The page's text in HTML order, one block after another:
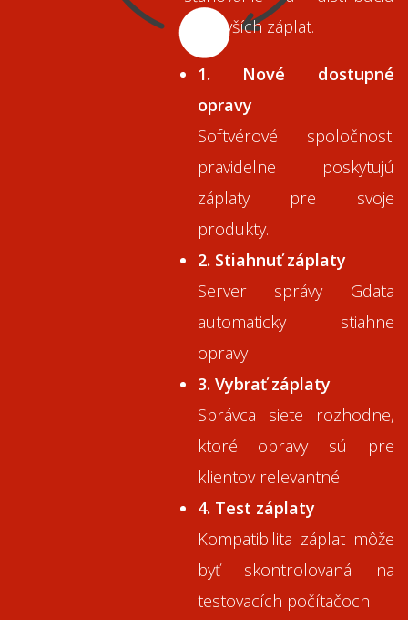
najnovších záplat.
1. Nové dostupné
opravy
Softvérové spoločnosti
pravidelne poskytujú
záplaty pre svoje
produkty.
2. Stiahnuť záplaty
Server správy Gdata
automaticky stiahne
opravy
3. Vybrať záplaty
Správca siete rozhodne,
ktoré opravy sú pre
klientov relevantné
4. Test záplaty
Kompatibilita záplat môže
byť skontrolovaná na
testovacích počítačoch